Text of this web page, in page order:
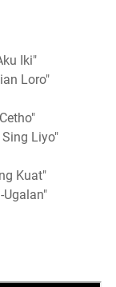
Iki"
Loro"
Liyo"
Kuat"
Ugalan"